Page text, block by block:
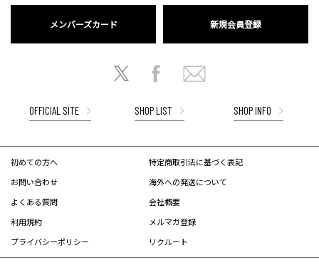
メンバーズカード 新規会員登録
OFFICIAL SITE SHOP LIST SHOP INFO
初めての方へ
お問い合わせ
よくある質問
利用規約
プライバシーポリシー
特定商取引法に基づく表記
海外への発送について
会社概要
メルマガ登録
リクルート